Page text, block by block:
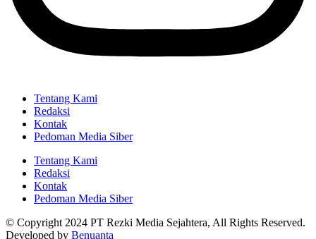
Tentang Kami
Redaksi
Kontak
Pedoman Media Siber
Tentang Kami
Redaksi
Kontak
Pedoman Media Siber
© Copyright 2024 PT Rezki Media Sejahtera, All Rights Reserved.
Developed by Benuanta